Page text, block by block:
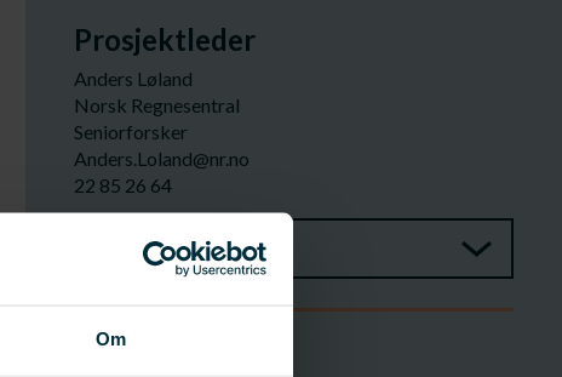
Om
Prosjektleder
Anders Løland
Norsk Regnesentral
Seniorforsker
Anders.Loland@nr.no
22 85 26 64
Prosjektgruppe